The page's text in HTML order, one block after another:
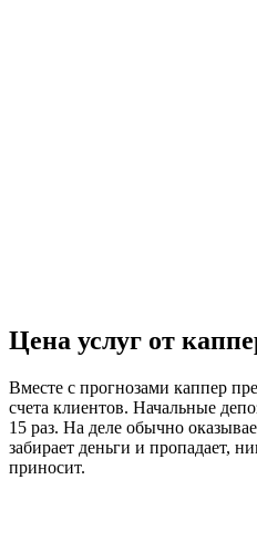
Цена услуг от
Вместе с прогнозами каппер
счета клиентов. Начальные
15 раз. На деле обычно
забирает деньги и пропадает,
приносит.